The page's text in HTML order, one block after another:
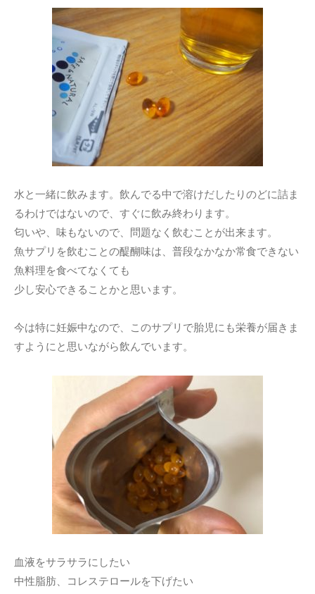
水と一緒に飲みます。飲んでる中で溶けだしたりのどに詰ま
るわけではないので、すぐに飲み終わります。
匂いや、味もないので、問題なく飲むことが出来ます。
魚サプリを飲むことの醍醐味は、普段なかなか常食できない
魚料理を食べてなくても
少し安心できることかと思います。
今は特に妊娠中なので、このサプリで胎児にも栄養が届きま
すようにと思いながら飲んでいます。
血液をサラサラにしたい
中性脂肪、コレステロールを下げたい